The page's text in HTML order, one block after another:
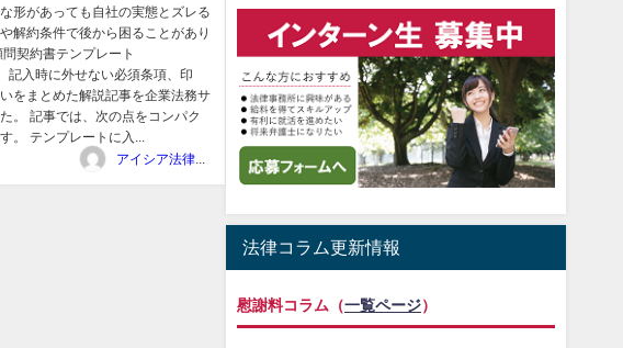
形があっても自社の実態とズレる
解約条件で後から困ることがあり
契約書テンプレート
記入時に外せない必須条項、印
をまとめた解説記事を企業法務サ
。 記事では、次の点をコンパク
。 テンプレートに入...
アイシア法律事務所
法律コラム更新情報
慰謝料コラム（一覧ページ）